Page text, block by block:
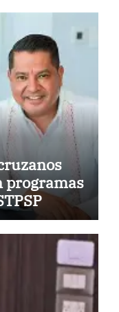
programas